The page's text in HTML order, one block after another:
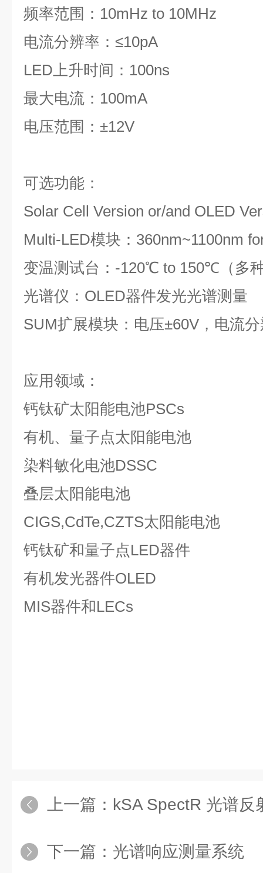
频率范围：10mHz to 10MHz
电流分辨率：≤10pA
LED上升时间：100ns
最大电流：100mA
电压范围：±12V
可选功能：
Solar Cell Version or/and OLED
Multi-LED模块：360nm~1100nm
变温测试台：-120℃ to 150℃（多
光谱仪：OLED器件发光光谱测量
SUM扩展模块：电压±60V，电流
应用领域：
钙钛矿太阳能电池PSCs
有机、量子点太阳能电池
染料敏化电池DSSC
叠层太阳能电池
CIGS,CdTe,CZTS太阳能电池
钙钛矿和量子点LED器件
有机发光器件OLED
MIS器件和LECs
上一篇： kSA SpectR 光谱反
下一篇： 光谱响应测量系统